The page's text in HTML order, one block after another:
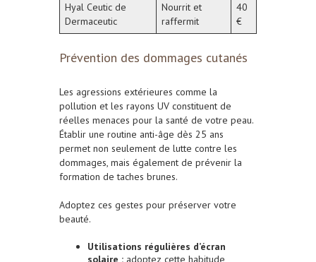
Hyal Ceutic de
Dermaceutic
Nourrit et
raffermit
40
€
Prévention des dommages cutanés
Les agressions extérieures comme la
pollution et les rayons UV constituent de
réelles menaces pour la santé de votre peau.
Établir une routine anti-âge dès 25 ans
permet non seulement de lutte contre les
dommages, mais également de prévenir la
formation de taches brunes.
Adoptez ces gestes pour préserver votre
beauté.
Utilisations régulières d’écran
solaire : adoptez cette habitude